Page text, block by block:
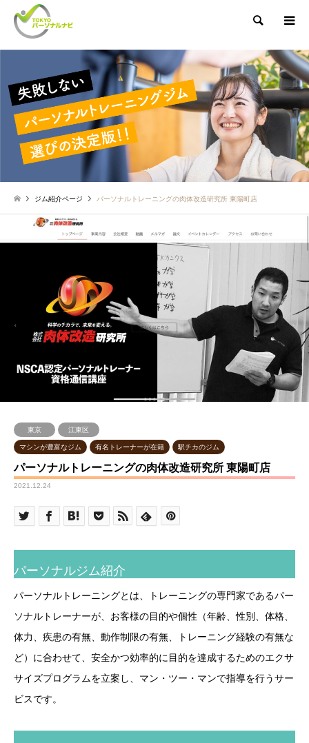
検索
ジム紹介ページ パーソナルトレーニングの肉体改造研究所 東陽町店
東京 江東区
マシンが豊富なジム 有名トレーナーが在籍 駅チカのジム
パーソナルトレーニングの肉体改造研究所 東陽町店
2021.12.24
パーソナルジム紹介
パーソナルトレーニングとは、トレーニングの専門家であるパー
ソナルトレーナーが、お客様の目的や個性（年齢、性別、体格、
体力、疾患の有無、動作制限の有無、トレーニング経験の有無な
ど）に合わせて、安全かつ効率的に目的を達成するためのエクサ
サイズプログラムを立案し、マン・ツー・マンで指導を行うサー
ビスです。